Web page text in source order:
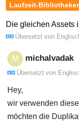
Laufzeit-
Die gleichen Assets
Übersetzt von
M michalvadak
Übersetzt von
Hey,
wir verwenden
möchten die